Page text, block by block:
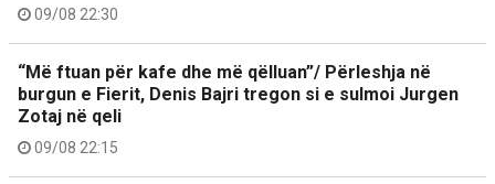
09/08 22:30
“Më ftuan për kafe dhe më qëlluan”/ Përleshja në
burgun e Fierit, Denis Bajri tregon si e sulmoi Jurgen
Zotaj në qeli
09/08 22:15